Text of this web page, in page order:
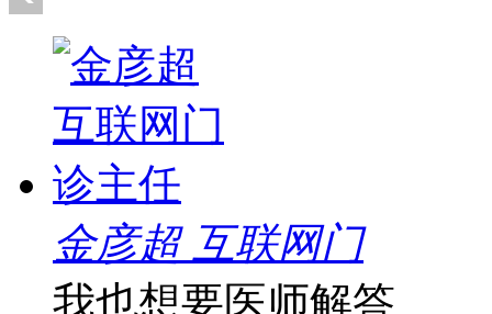
金彦超 互联网门
我也想要医师解答